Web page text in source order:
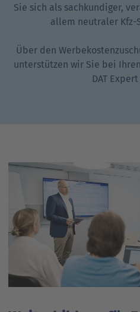
Sie sich als sachkundiger,
allem neutraler Kfz-
Über den
unterstützen wir Sie bei
DAT